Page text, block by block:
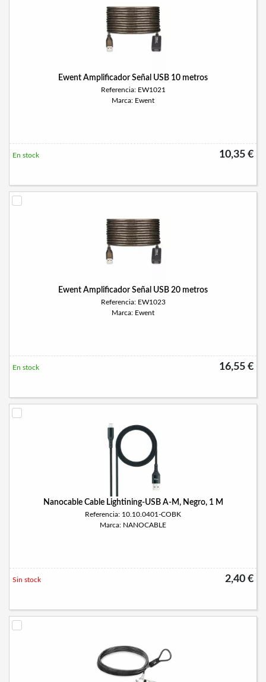
Ewent Amplificador Señal USB 10 metros
Referencia: EW1021
Marca: Ewent
10,35 €
En stock
Ewent Amplificador Señal USB 20 metros
Referencia: EW1023
Marca: Ewent
16,55 €
En stock
Nanocable Cable Lightining-USB A-M, Negro, 1 M
Referencia: 10.10.0401-COBK
Marca: NANOCABLE
2,40 €
Sin stock